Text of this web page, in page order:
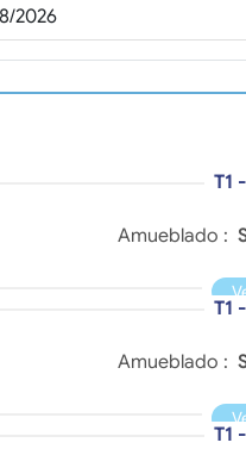
T1
Amueblado :
T1
Amueblado :
T1